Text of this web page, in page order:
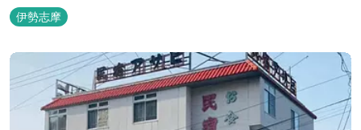
伊勢志摩